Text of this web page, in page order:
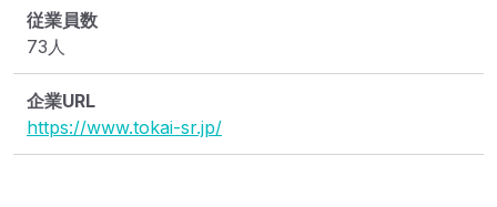
従業員数
73人
企業URL
https://www.tokai-sr.jp/